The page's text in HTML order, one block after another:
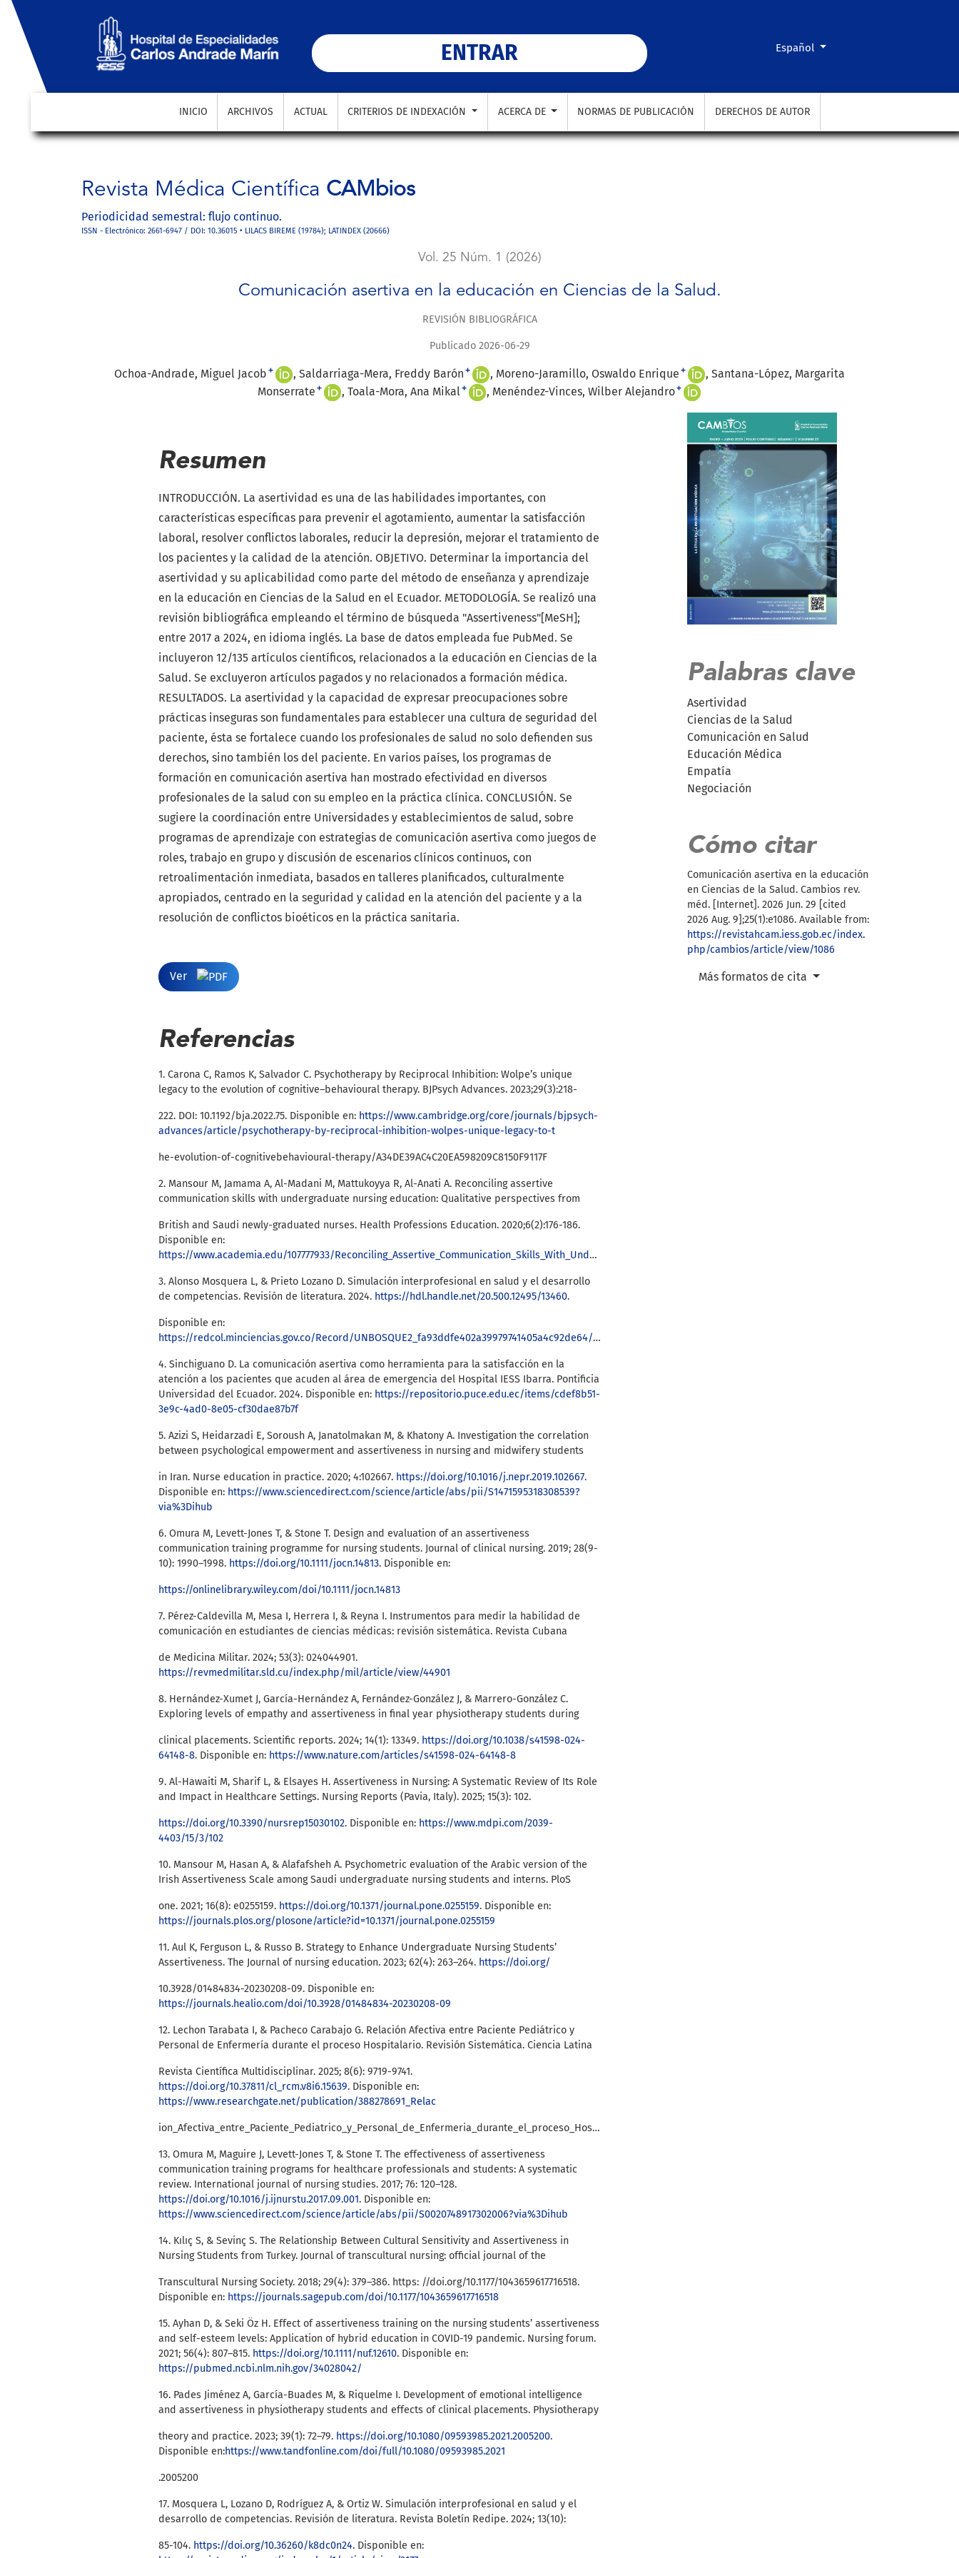
Cambiar el idioma. El actual es:
Español
ENTRAR
INICIO ARCHIVOS ACTUAL CRITERIOS DE INDEXACIÓN ACERCA DE NORMAS DE PUBLICACIÓN DERECHOS DE AUTOR
Revista Médica Científica CAMbios
Periodicidad semestral: flujo continuo.
ISSN - Electrónico: 2661-6947 / DOI: 10.36015 • LILACS BIREME (19784); LATINDEX (20666)
Vol. 25 Núm. 1 (2026)
Comunicación asertiva en la educación en Ciencias de la Salud.
REVISIÓN BIBLIOGRÁFICA
Publicado 2026-06-29
Ochoa-Andrade, Miguel Jacob + Saldarriaga-Mera, Freddy Barón + Moreno-Jaramillo, Oswaldo Enrique +
Santana-López, Margarita
Monserrate + Toala-Mora, Ana Mikal+ Menéndez-Vinces, Wilber Alejandro+
Palabras clave
Asertividad
Ciencias de la Salud
Comunicación en Salud
Educación Médica
Empatía
Negociación
Cómo citar
Comunicación asertiva en la educación
en Ciencias de la Salud. Cambios rev.
méd. [Internet]. 2026 Jun. 29 [cited
2026 Aug. 9];25(1):e1086. Available from:
https://revistahcam.iess.gob.ec/index.
php/cambios/article/view/1086
Más formatos de cita
Resumen
INTRODUCCIÓN. La asertividad es una de las habilidades importantes, con
características específicas para prevenir el agotamiento, aumentar la satisfacción
laboral, resolver conflictos laborales, reducir la depresión, mejorar el tratamiento de
los pacientes y la calidad de la atención. OBJETIVO. Determinar la importancia del
asertividad y su aplicabilidad como parte del método de enseñanza y aprendizaje
en la educación en Ciencias de la Salud en el Ecuador. METODOLOGÍA. Se realizó una
revisión bibliográfica empleando el término de búsqueda "Assertiveness"[MeSH];
entre 2017 a 2024, en idioma inglés. La base de datos empleada fue PubMed. Se
incluyeron 12/135 artículos científicos, relacionados a la educación en Ciencias de la
Salud. Se excluyeron artículos pagados y no relacionados a formación médica.
RESULTADOS. La asertividad y la capacidad de expresar preocupaciones sobre
prácticas inseguras son fundamentales para establecer una cultura de seguridad del
paciente, ésta se fortalece cuando los profesionales de salud no solo defienden sus
derechos, sino también los del paciente. En varios países, los programas de
formación en comunicación asertiva han mostrado efectividad en diversos
profesionales de la salud con su empleo en la práctica clínica. CONCLUSIÓN. Se
sugiere la coordinación entre Universidades y establecimientos de salud, sobre
programas de aprendizaje con estrategias de comunicación asertiva como juegos de
roles, trabajo en grupo y discusión de escenarios clínicos continuos, con
retroalimentación inmediata, basados en talleres planificados, culturalmente
apropiados, centrado en la seguridad y calidad en la atención del paciente y a la
resolución de conflictos bioéticos en la práctica sanitaria.
Ver
Referencias
1. Carona C, Ramos K, Salvador C. Psychotherapy by Reciprocal Inhibition: Wolpe’s unique
legacy to the evolution of cognitive–behavioural therapy. BJPsych Advances. 2023;29(3):218-
222. DOI: 10.1192/bja.2022.75. Disponible en: https://www.cambridge.org/core/journals/bjpsych-
advances/article/psychotherapy-by-reciprocal-inhibition-wolpes-unique-legacy-to-t
he-evolution-of-cognitivebehavioural-therapy/A34DE39AC4C20EA598209C8150F9117F
2. Mansour M, Jamama A, Al-Madani M, Mattukoyya R, Al-Anati A. Reconciling assertive
communication skills with undergraduate nursing education: Qualitative perspectives from
British and Saudi newly-graduated nurses. Health Professions Education. 2020;6(2):176-186.
Disponible en:
https://www.academia.edu/107777933/Reconciling_Assertive_Communication_Skills_With_Undergraduate_Nursing_Education_Qualitative_Perspectives_From_British_and_Saudi_Newly_Graduated_Nurses
3. Alonso Mosquera L, & Prieto Lozano D. Simulación interprofesional en salud y el desarrollo
de competencias. Revisión de literatura. 2024. https://hdl.handle.net/20.500.12495/13460.
Disponible en:
https://redcol.minciencias.gov.co/Record/UNBOSQUE2_fa93ddfe402a39979741405a4c92de64/Details
4. Sinchiguano D. La comunicación asertiva como herramienta para la satisfacción en la
atención a los pacientes que acuden al área de emergencia del Hospital IESS Ibarra. Pontificia
Universidad del Ecuador. 2024. Disponible en: https://repositorio.puce.edu.ec/items/cdef8b51-
3e9c-4ad0-8e05-cf30dae87b7f
5. Azizi S, Heidarzadi E, Soroush A, Janatolmakan M, & Khatony A. Investigation the correlation
between psychological empowerment and assertiveness in nursing and midwifery students
in Iran. Nurse education in practice. 2020; 4:102667. https://doi.org/10.1016/j.nepr.2019.102667.
Disponible en: https://www.sciencedirect.com/science/article/abs/pii/S1471595318308539?
via%3Dihub
6. Omura M, Levett-Jones T, & Stone T. Design and evaluation of an assertiveness
communication training programme for nursing students. Journal of clinical nursing. 2019; 28(9-
10): 1990–1998. https://doi.org/10.1111/jocn.14813. Disponible en:
https://onlinelibrary.wiley.com/doi/10.1111/jocn.14813
7. Pérez-Caldevilla M, Mesa I, Herrera I, & Reyna I. Instrumentos para medir la habilidad de
comunicación en estudiantes de ciencias médicas: revisión sistemática. Revista Cubana
de Medicina Militar. 2024; 53(3): 024044901.
https://revmedmilitar.sld.cu/index.php/mil/article/view/44901
8. Hernández-Xumet J, García-Hernández A, Fernández-González J, & Marrero-González C.
Exploring levels of empathy and assertiveness in final year physiotherapy students during
clinical placements. Scientific reports. 2024; 14(1): 13349. https://doi.org/10.1038/s41598-024-
64148-8. Disponible en: https://www.nature.com/articles/s41598-024-64148-8
9. Al-Hawaiti M, Sharif L, & Elsayes H. Assertiveness in Nursing: A Systematic Review of Its Role
and Impact in Healthcare Settings. Nursing Reports (Pavia, Italy). 2025; 15(3): 102.
https://doi.org/10.3390/nursrep15030102. Disponible en: https://www.mdpi.com/2039-
4403/15/3/102
10. Mansour M, Hasan A, & Alafafsheh A. Psychometric evaluation of the Arabic version of the
Irish Assertiveness Scale among Saudi undergraduate nursing students and interns. PloS
one. 2021; 16(8): e0255159. https://doi.org/10.1371/journal.pone.0255159. Disponible en:
https://journals.plos.org/plosone/article?id=10.1371/journal.pone.0255159
11. Aul K, Ferguson L, & Russo B. Strategy to Enhance Undergraduate Nursing Students’
Assertiveness. The Journal of nursing education. 2023; 62(4): 263–264. https://doi.org/
10.3928/01484834-20230208-09. Disponible en:
https://journals.healio.com/doi/10.3928/01484834-20230208-09
12. Lechon Tarabata I, & Pacheco Carabajo G. Relación Afectiva entre Paciente Pediátrico y
Personal de Enfermería durante el proceso Hospitalario. Revisión Sistemática. Ciencia Latina
Revista Científica Multidisciplinar. 2025; 8(6): 9719-9741.
https://doi.org/10.37811/cl_rcm.v8i6.15639. Disponible en:
https://www.researchgate.net/publication/388278691_Relac
ion_Afectiva_entre_Paciente_Pediatrico_y_Personal_de_Enfermeria_durante_el_proceso_Hospitalario_Revision_Sistematica
13. Omura M, Maguire J, Levett-Jones T, & Stone T. The effectiveness of assertiveness
communication training programs for healthcare professionals and students: A systematic
review. International journal of nursing studies. 2017; 76: 120–128.
https://doi.org/10.1016/j.ijnurstu.2017.09.001. Disponible en:
https://www.sciencedirect.com/science/article/abs/pii/S0020748917302006?via%3Dihub
14. Kılıç S, & Sevinç S. The Relationship Between Cultural Sensitivity and Assertiveness in
Nursing Students from Turkey. Journal of transcultural nursing: official journal of the
Transcultural Nursing Society. 2018; 29(4): 379–386. https: //doi.org/10.1177/1043659617716518.
Disponible en: https://journals.sagepub.com/doi/10.1177/1043659617716518
15. Ayhan D, & Seki Öz H. Effect of assertiveness training on the nursing students’ assertiveness
and self-esteem levels: Application of hybrid education in COVID-19 pandemic. Nursing forum.
2021; 56(4): 807–815. https://doi.org/10.1111/nuf.12610. Disponible en:
https://pubmed.ncbi.nlm.nih.gov/34028042/
16. Pades Jiménez A, García-Buades M, & Riquelme I. Development of emotional intelligence
and assertiveness in physiotherapy students and effects of clinical placements. Physiotherapy
theory and practice. 2023; 39(1): 72–79. https://doi.org/10.1080/09593985.2021.2005200.
Disponible en:https://www.tandfonline.com/doi/full/10.1080/09593985.2021
.2005200
17. Mosquera L, Lozano D, Rodríguez A, & Ortiz W. Simulación interprofesional en salud y el
desarrollo de competencias. Revisión de literatura. Revista Boletín Redipe. 2024; 13(10):
85-104. https://doi.org/10.36260/k8dc0n24. Disponible en: